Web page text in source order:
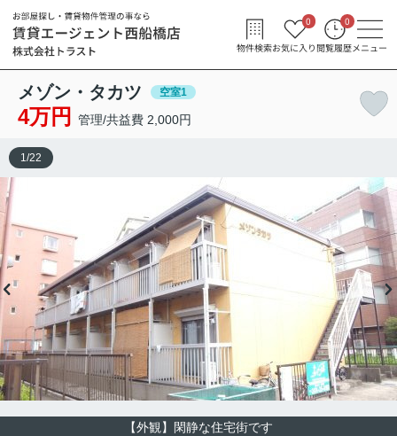
物件検索お気に入り
0
閲覧履歴
0
メニュー
メゾン・タカツ 空室1
4万円 管理/共益費 2,000円
【外観】閑静な住宅街です
1/22